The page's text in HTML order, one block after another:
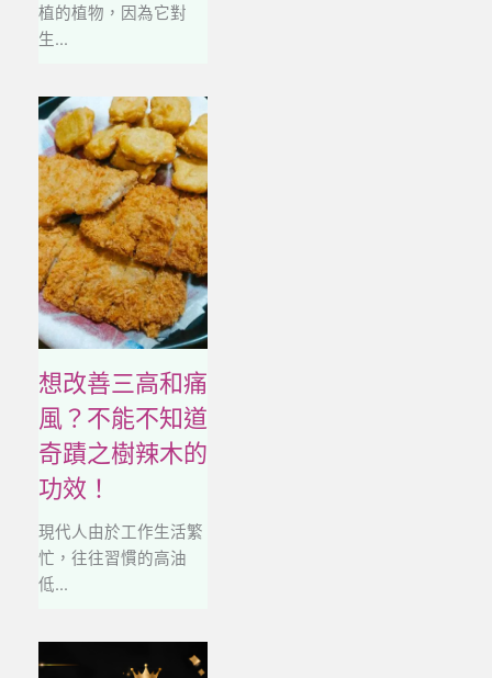
植的植物，因為它對
生...
想改善三高和痛
風？不能不知道
奇蹟之樹辣木的
功效！
現代人由於工作生活繁
忙，往往習慣的高油
低...